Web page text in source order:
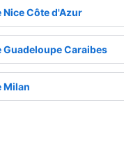
Côte d'Azur
Caraibes
Milan